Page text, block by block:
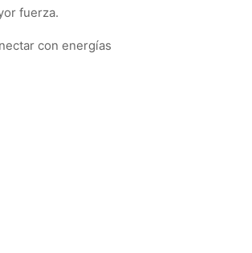
fuerza.
con energías